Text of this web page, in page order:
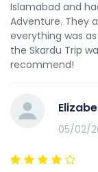
Islamabad and
Adventure. They
everything was
the Skardu Trip
recommend!
05/02/